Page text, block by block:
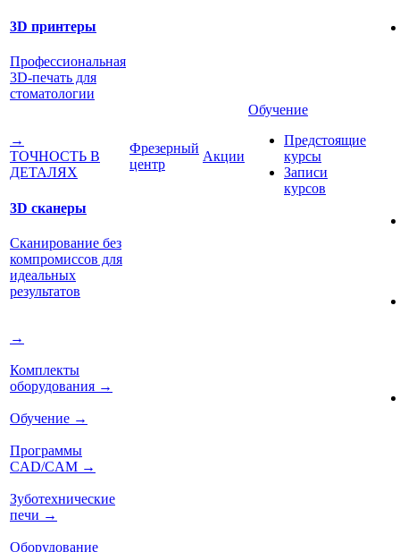
3D принтеры
Профессиональная
3D-печать для
стоматологии
→
ТОЧНОСТЬ В
ДЕТАЛЯХ
3D сканеры
Сканирование без
компромиссов для
идеальных
результатов
→
Комплекты
оборудования →
Обучение →
Программы
CAD/CAM →
Зуботехнические
печи →
Оборудование
Фрезерный
центр
Акции
Обучение
Предстоящие
курсы
Записи
курсов